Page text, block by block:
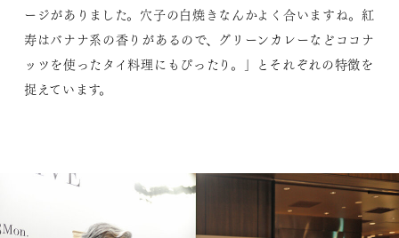
ージがありました。穴子の白焼きなんかよく合いますね。紅
寿はバナナ系の香りがあるので、グリーンカレーなどココナ
ッツを使ったタイ料理にもぴったり。」とそれぞれの特徴を
捉えています。